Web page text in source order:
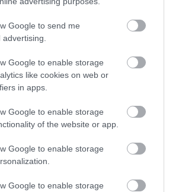
Google to send me
Google to enable storage
like cookies on web or
in apps.
Google to enable storage
of the website or app.
Google to enable storage
Google to enable storage
rendelkeznek pék vagy
fellendíteni a
A jelentkezés sikeressége
során dől el. Jelentkezni a
lehet.
magazin friss hírként számolt be a
falu támogatná az ide költöző
Euronews
már cáfolta, hogy külföldieknek